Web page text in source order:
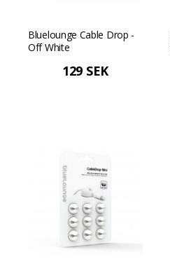
Bluelounge Cable Drop -
Off White
129 SEK